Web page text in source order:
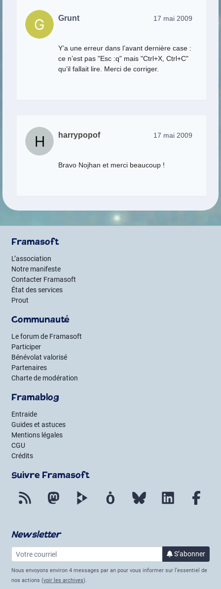
Grunt 17 mai 2009
Y’a une erreur dans l’avant dernière case :
ce n’est pas "Esc :q" mais "Ctrl+X, Ctrl+C"
qu’il fallait lire. Merci de corriger.
harrypopof 17 mai 2009
Bravo Nojhan et merci beaucoup !
Framasoft
L’association
Notre manifeste
Contacter Framasoft
État des services
Prout
Communauté
Le forum de Framasoft
Participer
Bénévolat valorisé
Partenaires
Charte de modération
Framablog
Entraide
Guides et astuces
Mentions légales
CGU
Crédits
Suivre Framasoft
Flux RSS Mastodon PeerTube Mobilizon Bluesky LinkedIn
Newsletter
Votre courriel S’abonnerà la
Nous envoyons environ 4 messages par an pour vous informer sur l’essentiel de
nos actions (voir les archives).